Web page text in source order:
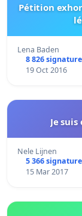
Pétition
Lena Baden
8 826
19 Oct 2016
Je
Nele Lijnen
5 366
15 Mar 2017